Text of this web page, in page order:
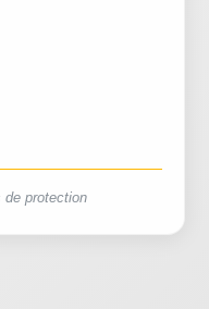
de protection